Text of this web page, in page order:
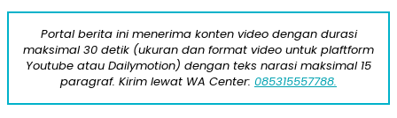
Portal berita ini menerima konten video dengan durasi
maksimal 30 detik (ukuran dan format video untuk plaftform
Youtube atau Dailymotion) dengan teks narasi maksimal 15
paragraf. Kirim lewat WA Center: 085315557788.